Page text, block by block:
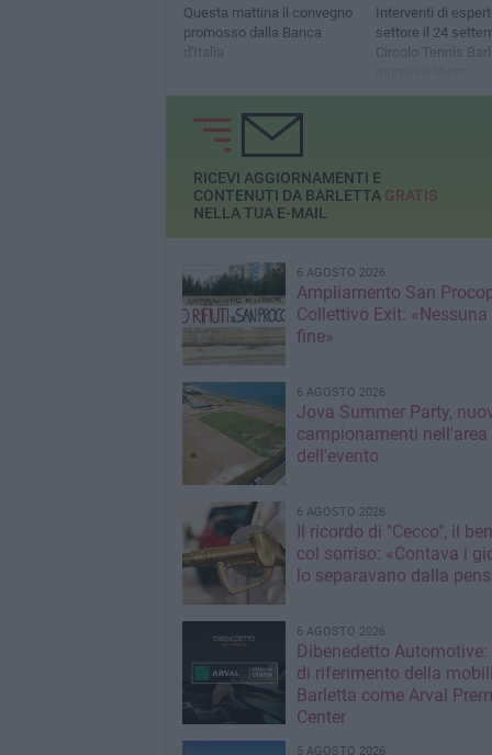
Questa mattina il convegno
promosso dalla Banca
d'Italia
Interventi di
settore il 24
Circolo Tennis
RICEVI AGGIORNAMENTI E
CONTENUTI DA BARLETTA GRATIS
NELLA TUA E-MAIL
6 AGOSTO 2026
Ampliamento San
Collettivo Exit:
fine»
6 AGOSTO 2026
Jova Summer Party,
campionamenti nell'area
dell'evento
6 AGOSTO 2026
Il ricordo di "Cecco", il
col sorriso: «Contava i
lo separavano dalla
6 AGOSTO 2026
Dibenedetto
di riferimento della
Barletta come Arval
Center
5 AGOSTO 2026